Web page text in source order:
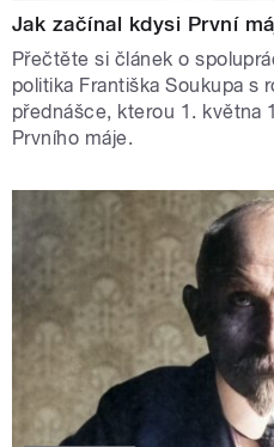
Jak začínal kdysi První
Přečtěte si článek o
politika Františka Soukupa s
přednášce, kterou 1. května
Prvního máje.